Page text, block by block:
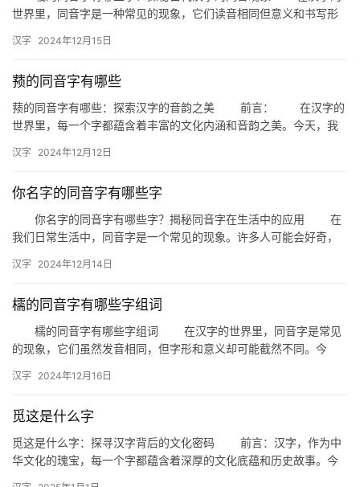
世界里，同音字是一种常见的现象，它们读音相同但意义和书写形
解…
汉字 2024年12月15日
蓣的同音字有哪些
蓣的同音字有哪些：探索汉字的音韵之美 前言： 在汉字的
世界里，每一个字都蕴含着丰富的文化内涵和音韵之美。今天，我
汉字 2024年12月12日
你名字的同音字有哪些字
你名字的同音字有哪些字？揭秘同音字在生活中的应用 在
我们日常生活中，同音字是一个常见的现象。许多人可能会好奇，
同…
汉字 2024年12月14日
檽的同音字有哪些字组词
檽的同音字有哪些字组词 在汉字的世界里，同音字是常见
的现象，它们虽然发音相同，但字形和意义却可能截然不同。今
的…
汉字 2024年12月16日
觅这是什么字
觅这是什么字：探寻汉字背后的文化密码 前言：汉字，作为中
华文化的瑰宝，每一个字都蕴含着深厚的文化底蕴和历史故事。今